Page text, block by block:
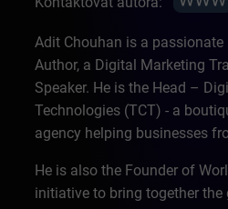
Adit Chouhan is a passionate
Author, a Digital Marketing
Speaker. He is the Head –
Technologies (TCT) - a
agency helping businesses
He is also the Founder of
initiative to bring together